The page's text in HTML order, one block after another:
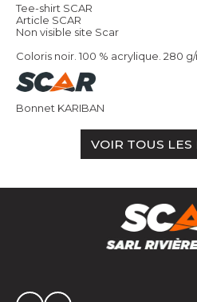
Tee-shirt SCAR
Article SCAR
Non visible site Scar
Coloris noir. 100 % acrylique. 280 g/
Bonnet KARIBAN
VOIR TOUS